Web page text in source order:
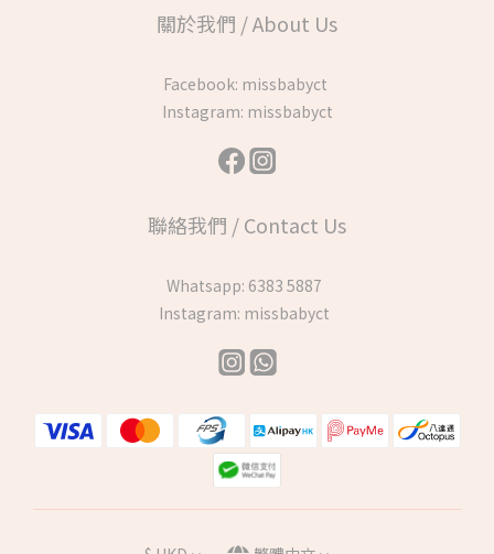
關於我們 / About Us
Facebook: missbabyct
Instagram: missbabyct
聯絡我們 / Contact Us
Whatsapp: 6383 5887
Instagram: missbabyct